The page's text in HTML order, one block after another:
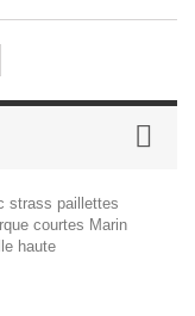
strass paillettes
courtes Marin
haute